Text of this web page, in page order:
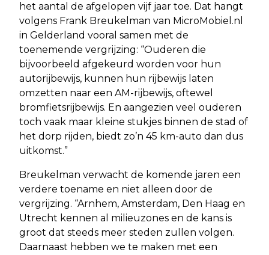
het aantal de afgelopen vijf jaar toe. Dat hangt
volgens Frank Breukelman van MicroMobiel.nl
in Gelderland vooral samen met de
toenemende vergrijzing: “Ouderen die
bijvoorbeeld afgekeurd worden voor hun
autorijbewijs, kunnen hun rijbewijs laten
omzetten naar een AM-rijbewijs, oftewel
bromfietsrijbewijs. En aangezien veel ouderen
toch vaak maar kleine stukjes binnen de stad of
het dorp rijden, biedt zo’n 45 km-auto dan dus
uitkomst.”
Breukelman verwacht de komende jaren een
verdere toename en niet alleen door de
vergrijzing. “Arnhem, Amsterdam, Den Haag en
Utrecht kennen al milieuzones en de kans is
groot dat steeds meer steden zullen volgen.
Daarnaast hebben we te maken met een